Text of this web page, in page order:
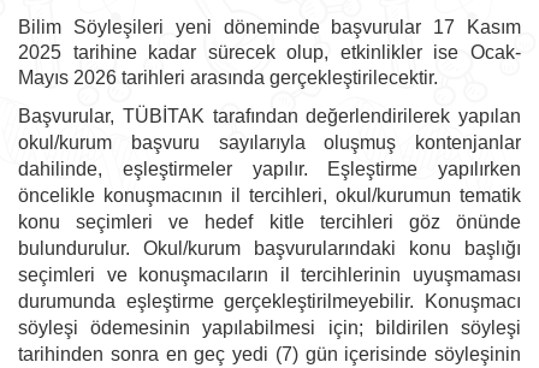
Bilim Söyleşileri yeni döneminde başvurular 17 Kasım
2025 tarihine kadar sürecek olup, etkinlikler ise Ocak-
Mayıs 2026 tarihleri arasında gerçekleştirilecektir.
Başvurular, TÜBİTAK tarafından değerlendirilerek yapılan
okul/kurum başvuru sayılarıyla oluşmuş kontenjanlar
dahilinde, eşleştirmeler yapılır. Eşleştirme yapılırken
öncelikle konuşmacının il tercihleri, okul/kurumun tematik
konu seçimleri ve hedef kitle tercihleri göz önünde
bulundurulur. Okul/kurum başvurularındaki konu başlığı
seçimleri ve konuşmacıların il tercihlerinin uyuşmaması
durumunda eşleştirme gerçekleştirilmeyebilir. Konuşmacı
söyleşi ödemesinin yapılabilmesi için; bildirilen söyleşi
tarihinden sonra en geç yedi (7) gün içerisinde söyleşinin